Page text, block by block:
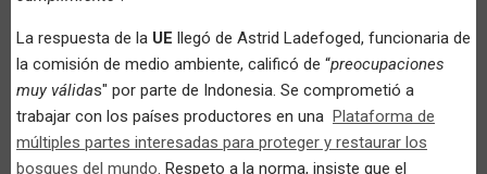
La respuesta de la UE llegó de Astrid Ladefoged, funcionaria de
la comisión de medio ambiente, calificó de “preocupaciones
muy válidas" por parte de Indonesia. Se comprometió a
trabajar con los países productores en una Plataforma de
múltiples partes interesadas para proteger y restaurar los
bosques del mundo. Respeto a la norma, insiste que el